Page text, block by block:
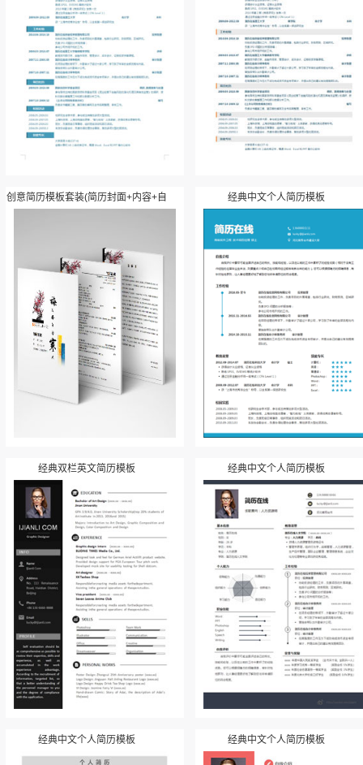
创意简历模板套装(简历封面+内容+自
经典中文个人简历模板
经典双栏英文简历模板 经典中文个人简历模板
经典中文个人简历模板 经典中文个人简历模板